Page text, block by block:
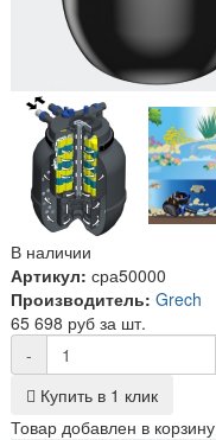
В наличии
Артикул: сра50000
Производитель: Grech
65 698 руб за шт.
-
Купить в 1 клик
Товар добавлен в корзину